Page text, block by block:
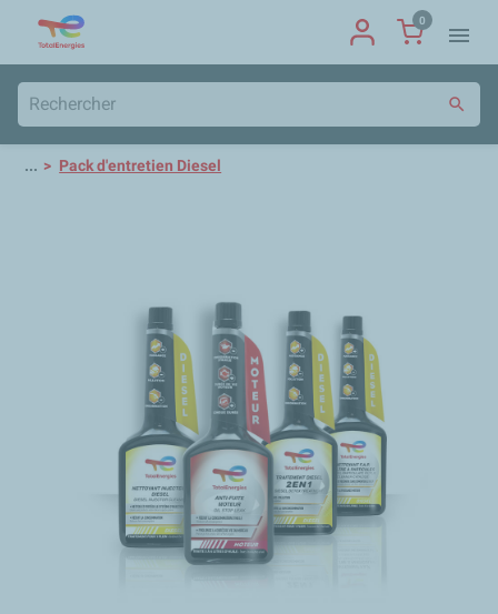
0
menu
search
... Pack d'entretien Diesel